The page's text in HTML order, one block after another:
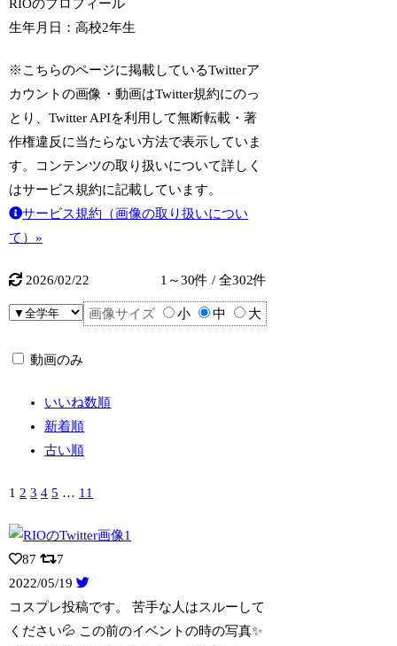
RIOのプロフィール
生年月日：高校2年生
※こちらのページに掲載しているTwitterア
カウントの画像・動画はTwitter規約にのっ
とり、Twitter APIを利用して無断転載・著
作権違反に当たらない方法で表示していま
す。コンテンツの取り扱いについて詳しく
はサービス規約に記載しています。
サービス規約（画像の取り扱いについ
て）»
2026/02/22 1～30件 / 全302件
画像サイズ 小 中 大
動画のみ
いいね数順
新着順
古い順
1 2 3 4 5 … 11
87
7
2022/05/19
コスプレ投稿です。 苦手な人はスルーして
ください💦 この前のイベントの時の写真✨